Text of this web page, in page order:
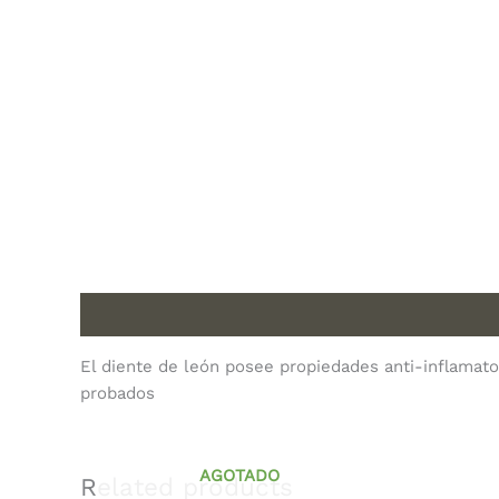
El diente de león posee propiedades anti-
probados
Related products
AGOTADO